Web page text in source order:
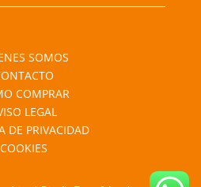
SOMOS
COMPRAR
LEGAL
DE PRIVACIDAD
COOKIES